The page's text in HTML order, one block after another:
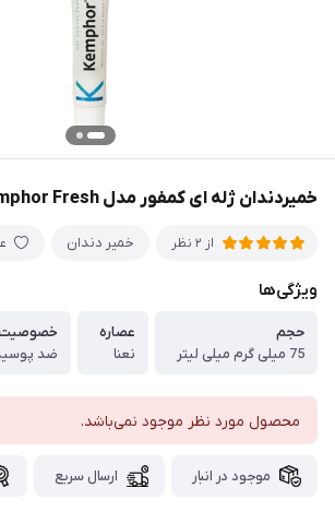
خمیردندان ژله ای کمفور مدل Kemphor Fresh
از 2 نظر خمیر دندان
ویژگی‌ها
حجم
75 میلی گرم میلی لیتر
عصاره
نعنا
ضد
محصول مورد نظر موجود نمی‌باشد.
موجود در انبار ارسال سریع